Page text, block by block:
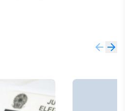
Broadcast
Widgets